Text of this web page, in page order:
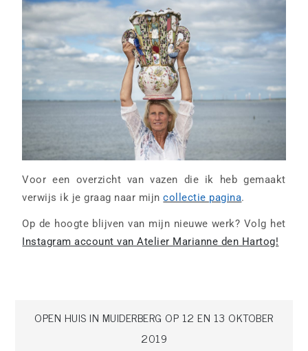
Voor een overzicht van vazen die ik heb gemaakt
verwijs ik je graag naar mijncollectie pagina.
Op de hoogte blijven van mijn nieuwe werk? Volg het
Instagram account van Atelier Marianne den Hartog!
OPEN HUIS IN MUIDERBERG OP 12 EN 13 OKTOBER
2019